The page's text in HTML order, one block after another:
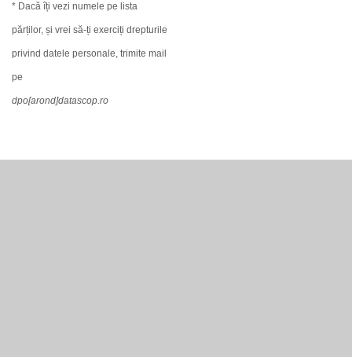
* Dacă îți vezi numele pe lista
părților, și vrei să-ți exerciți drepturile
privind datele personale, trimite mail
pe
dpo[arond]datascop.ro